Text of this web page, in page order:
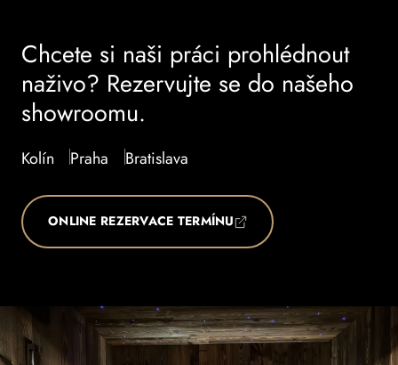
Chcete si naši práci prohlédnout
naživo? Rezervujte se do našeho
showroomu.
Kolín Praha Bratislava
ONLINE REZERVACE TERMÍNU